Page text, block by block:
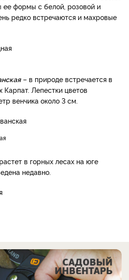
ее формы с белой, розовой и
редко встречаются и махровые
– в природе встречается в
Лепестки цветов
венчика около 3 см.
в горных лесах на юге
недавно.